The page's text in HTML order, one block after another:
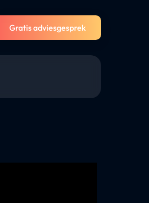
Gratis adviesgesprek